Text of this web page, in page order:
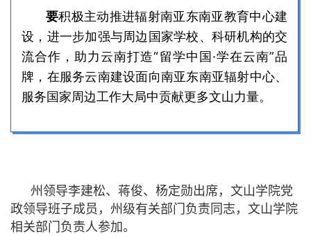
要积极主动推进辐射南亚东南亚教育中心建
设，进一步加强与周边国家学校、科研机构的交
流合作，助力云南打造“留学中国·学在云南”品
牌，在服务云南建设面向南亚东南亚辐射中心、
服务国家周边工作大局中贡献更多文山力量。
州领导李建松、蒋俊、杨定勋出席，文山学院党
政领导班子成员，州级有关部门负责同志，文山学院
相关部门负责人参加。